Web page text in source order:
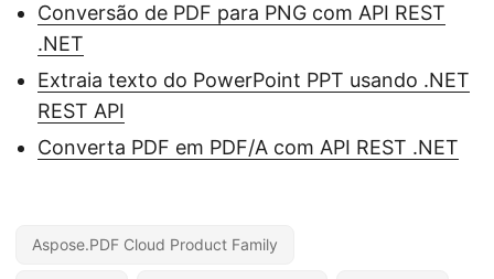
Conversão de PDF para PNG com API REST
.NET
Extraia texto do PowerPoint PPT usando .NET
REST API
Converta PDF em PDF/A com API REST .NET
Aspose.PDF Cloud Product Family